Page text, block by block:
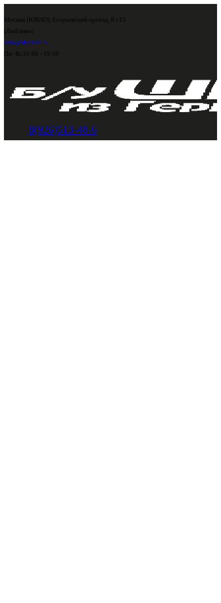
Москва (ЮВАО), Егорьевский проезд, 8 с15
(Люблино)
info@shini56.ru
Пн- Вс 10:00 - 19:00
8(926)513-48-6